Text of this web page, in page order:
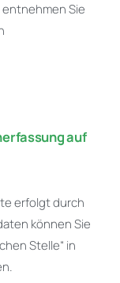
Sie
auf
erfolgt durch
können Sie
Stelle“ in